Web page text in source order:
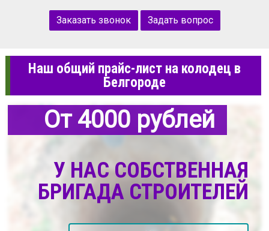
Заказать звонок Задать вопрос
Наш общий прайс-лист на колодец в
Белгороде
От 4000 рублей
У НАС СОБСТВЕННАЯ
БРИГАДА СТРОИТЕЛЕЙ